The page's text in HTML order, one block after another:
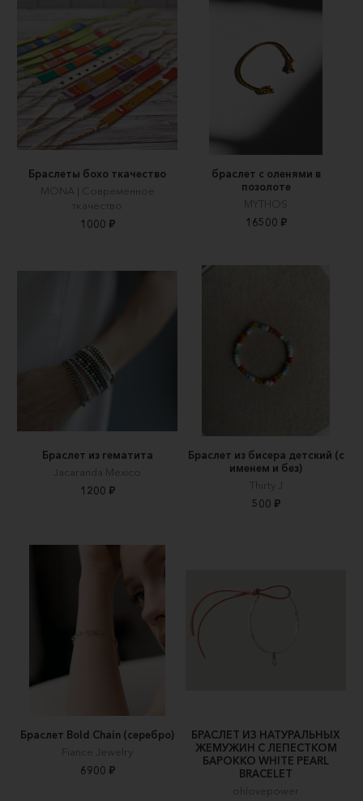
Браслеты бохо ткачество
MONA | Современное
ткачество
1000 ₽
браслет с оленями в
позолоте
MYTHOS
16500 ₽
Браслет из гематита
Jacaranda Mexico
1200 ₽
Браслет из бисера детский (с
именем и без)
Thirty J
500 ₽
Браслет Bold Chain (серебро)
Fiance Jewelry
6900 ₽
БРАСЛЕТ ИЗ НАТУРАЛЬНЫХ
ЖЕМУЖИН С ЛЕПЕСТКОМ
БАРОККО WHITE PEARL
BRACELET
ohlovepower